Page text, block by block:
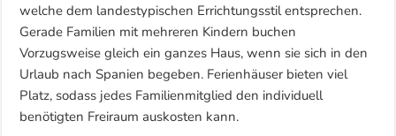
welche dem landestypischen Errichtungsstil entsprechen.
Gerade Familien mit mehreren Kindern buchen
Vorzugsweise gleich ein ganzes Haus, wenn sie sich in den
Urlaub nach Spanien begeben. Ferienhäuser bieten viel
Platz, sodass jedes Familienmitglied den individuell
benötigten Freiraum auskosten kann.